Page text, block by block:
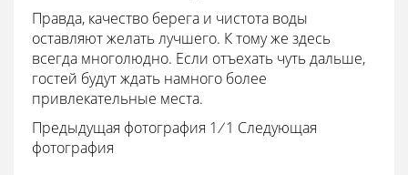
Правда, качество берега и чистота воды
оставляют желать лучшего. К тому же здесь
всегда многолюдно. Если отъехать чуть дальше,
гостей будут ждать намного более
привлекательные места.
Предыдущая фотография 1/1 Следующая
фотография